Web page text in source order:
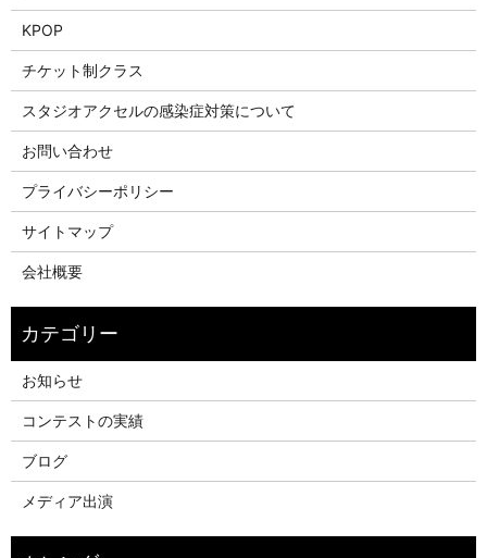
KPOP
チケット制クラス
スタジオアクセルの感染症対策について
お問い合わせ
プライバシーポリシー
サイトマップ
会社概要
お知らせ
コンテストの実績
ブログ
メディア出演